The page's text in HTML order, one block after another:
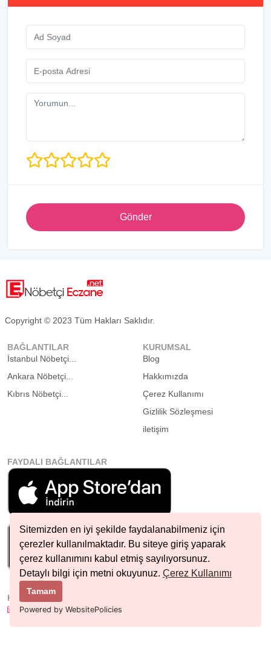
Sitemizden en iyi şekilde faydalanabilmeniz için
çerezler kullanılmaktadır. Bu siteye giriş yaparak
çerez kullanımını kabul etmiş sayılıyorsunuz.
Detaylı bilgi için metni okuyunuz. Çerez Kullanımı
Tamam
Powered by WebsitePolicies
Gönder
Copyright © 2023 Tüm Hakları Saklıdır.
BAĞLANTILAR
İstanbul Nöbetçi...
Ankara Nöbetçi...
Kıbrıs Nöbetçi...
KURUMSAL
Blog
Hakkımızda
Çerez Kullanımı
Gizlilik Sözleşmesi
iletişim
FAYDALI BAĞLANTILAR
HIZLI İLETIŞIM
info@nobetcieczane.net